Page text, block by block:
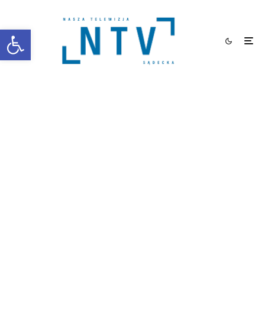
Otwórz pasek narzędzi